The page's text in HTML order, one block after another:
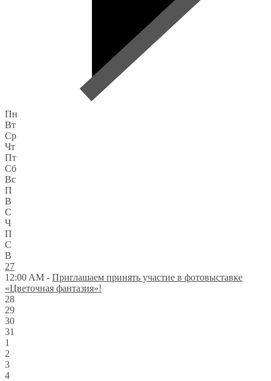
Пн
Вт
Ср
Чт
Пт
Сб
Вс
П
В
С
Ч
П
С
В
27
12:00 AM - Приглашаем принять участие в фотовыставке
«Цветочная фантазия»!
28
29
30
31
1
2
3
4